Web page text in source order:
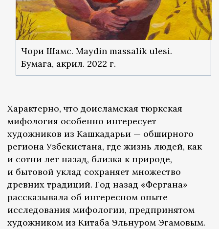
Чори Шамс. Maydin massalik ulesi.
Бумага, акрил. 2022 г.
Характерно, что доисламская тюркская
мифология особенно интересует
художников из Кашкадарьи — обширного
региона Узбекистана, где жизнь людей, как
и сотни лет назад, близка к природе,
и бытовой уклад сохраняет множество
древних традиций. Год назад «Фергана»
рассказывала об интересном опыте
исследования мифологии, предпринятом
художником из Китаба Эльнуром Эгамовым.